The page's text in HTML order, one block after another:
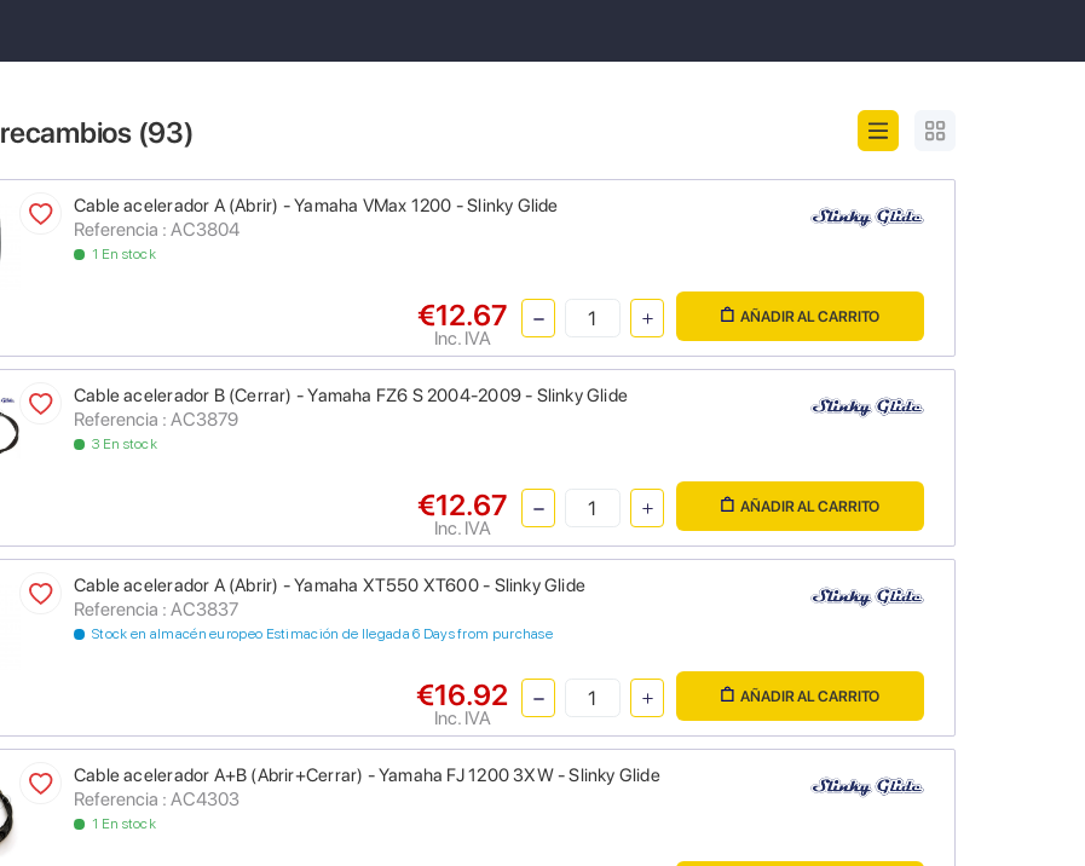
(93)
Cable acelerador A (Abrir) - Yamaha VMax 1200 - Slinky Glide
Referencia : AC3804
1 En stock
€12.67
Inc. IVA
AÑADIR AL CARRITO
Cable acelerador B (Cerrar) - Yamaha FZ6 S 2004-2009 - Slinky Glide
Referencia : AC3879
3 En stock
€12.67
Inc. IVA
AÑADIR AL CARRITO
Cable acelerador A (Abrir) - Yamaha XT550 XT600 - Slinky Glide
Referencia : AC3837
Stock en almacén europeo Estimación de llegada 6 Days from purchase
€16.92
Inc. IVA
AÑADIR AL CARRITO
Cable acelerador A+B (Abrir+Cerrar) - Yamaha FJ 1200 3XW - Slinky Glide
Referencia : AC4303
1 En stock